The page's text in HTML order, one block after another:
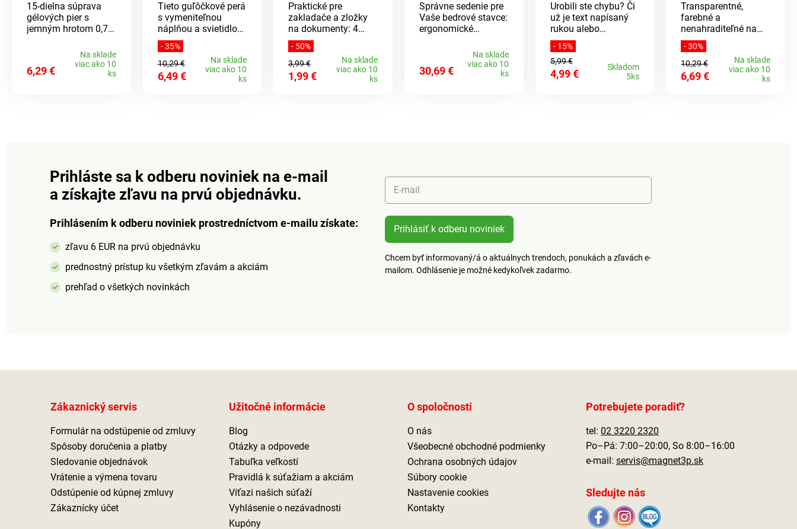
15-dielna súprava
gélových pier s
jemným hrotom 0,7
rovnomerne, či už ide
o poznámky, kresby
alebo podpisy. 6x
6,29 €
Na sklade
viac ako 10
ks
Tieto guľôčkové perá
s vymeniteľnou
náplňou a svietidlom
majú na vrchnáku
dokonca dotykovú
špičku. Fungujú
skvele aj ako
dotykové perá pre
- 35%
10,29 €
6,49 €
Na sklade
viac ako 10
ks
Praktické pre
zakladače a zložky
na dokumenty: 4
samolepiace bločky
po 25 listoch so
záložkami na
označenie.
- 50%
3,99 €
1,99 €
Na sklade
viac ako 10
ks
Správne sedenie pre
Vaše bedrové stavce:
ergonomické
polohovanie na
bežných sedadlách.
Poskytuje jemný
chrbát. Ľahko a
kompaktne sa dá
30,69 €
Na sklade
viac ako 10
ks
Urobili ste chybu? Či
už je text napísaný
rukou alebo
vytlačený, s
korekčnými páskami
môžete chyby ľahko
opraviť prakticky
- 15%
5,99 €
4,99 €
Skladom
5ks
Transparentné,
farebné a
nenahraditeľné na
zmluvy, rôzne druhy
dokladov a
dokumentov. Sú
praktickejšie než
obyčajné obaly,
- 30%
10,29 €
6,69 €
Na sklade
viac ako 10
ks
Prihláste sa k odberu noviniek na e-mail
a získajte zľavu na prvú objednávku.
Prihlásením k odberu noviniek prostredníctvom e-mailu získate:
zľavu 6 EUR na prvú objednávku
prednostný prístup ku všetkým zľavám a akciám
prehľad o všetkých novinkách
E-mail
Prihlásiť k odberu noviniek
Chcem byť informovaný/á o aktuálnych trendoch, ponukách a zľavách e-
mailom. Odhlásenie je možné kedykoľvek zadarmo.
Zákaznický servis
Formulár na odstúpenie od zmluvy
Spôsoby doručenia a platby
Sledovanie objednávok
Vrátenie a výmena tovaru
Odstúpenie od kúpnej zmluvy
Zákaznícky účet
Užitočné informácie
Blog
Otázky a odpovede
Tabuľka veľkostí
Pravidlá k súťažiam a akciám
Víťazi našich súťaží
Vyhlásenie o nezávadnosti
Kupóny
O spoločnosti
O nás
Všeobecné obchodné podmienky
Ochrana osobných údajov
Súbory cookie
Nastavenie cookies
Kontakty
Potrebujete poradiť?
tel: 02 3220 2320
Po–Pá: 7:00–20:00, So 8:00–16:00
e-mail: servis@magnet3p.sk
Sledujte nás